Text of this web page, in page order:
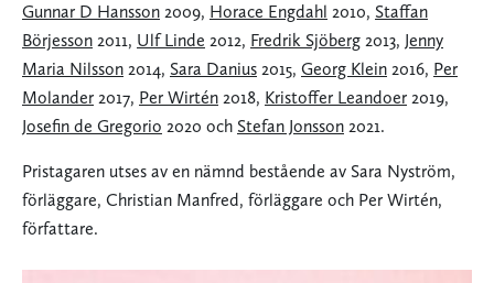
Gunnar D Hansson 2009, Horace Engdahl 2010, Staffan
Börjesson 2011, Ulf Linde 2012, Fredrik Sjöberg 2013, Jenny
Maria Nilsson 2014, Sara Danius 2015, Georg Klein 2016, Per
Molander 2017, Per Wirtén 2018, Kristoffer Leandoer 2019,
Josefin de Gregorio 2020 och Stefan Jonsson 2021.
Pristagaren utses av en nämnd bestående av Sara Nyström,
förläggare, Christian Manfred, förläggare och Per Wirtén,
författare.